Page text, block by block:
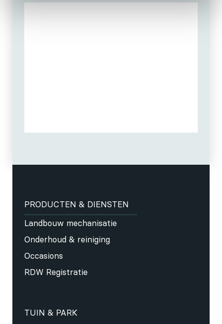
PRODUCTEN & DIENSTEN
Landbouw mechanisatie
Onderhoud & reiniging
Occasions
RDW Registratie
TUIN & PARK